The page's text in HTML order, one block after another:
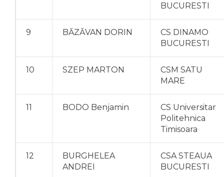
BUCURESTI
9 BĂZĂVAN DORIN
CS DINAMO
BUCURESTI
10 SZEP MARTON
CSM SATU
MARE
11 BODO Benjamin
CS Universitar
Politehnica
Timisoara
12
BURGHELEA
ANDREI
CSA STEAUA
BUCURESTI